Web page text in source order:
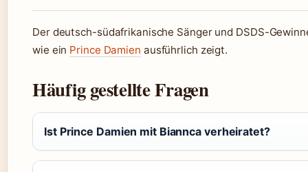
Der deutsch-südafrikanische Sänger und DSDS-
wie ein Prince Damien ausführlich zeigt.
Häufig gestellte Fragen
Ist Prince Damien mit Biannca verheiratet?